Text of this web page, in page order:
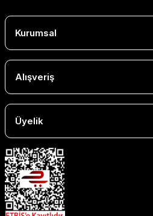
Kurumsal
Alışveriş
Üyelik